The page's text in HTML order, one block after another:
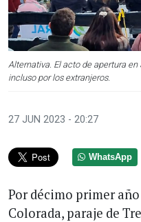
Alternativa. El acto de apertura
incluso por los extranjeros.
27 JUN 2023 - 20:27
WhatsApp
Por décimo primer
Colorada, paraje de